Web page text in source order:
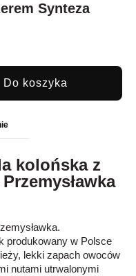
Synteza
Do koszyka
kolońska z
produkowany w Polsce
lekki zapach owoców
nutami utrwalonymi